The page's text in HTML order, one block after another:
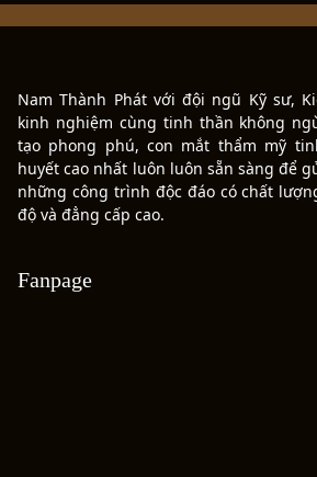
Nam Thành Phát với đội ngũ Kỹ sư,
kinh nghiệm cùng tinh thần không
tạo phong phú, con mắt thẩm mỹ
huyết cao nhất luôn luôn sẵn sàng để
những công trình độc đáo có chất
độ và đẳng cấp cao.
Fanpage